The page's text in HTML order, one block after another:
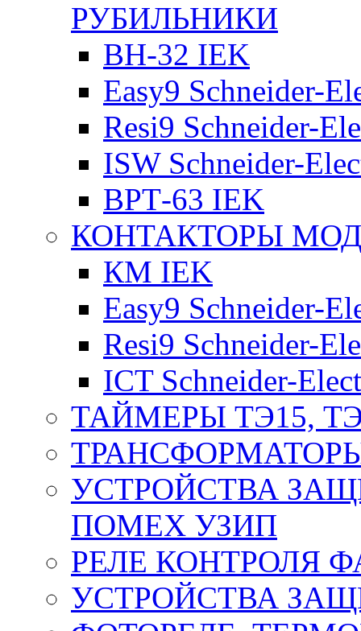
РУБИЛЬНИКИ
ВН-32 IEK
Easy9 Schneider-
Resi9 Schneider-
ISW Schneider-
ВРТ-63 IEK
КОНТАКТОРЫ
КМ IEK
Easy9 Schneider-
Resi9 Schneider-
ICT Schneider-
ТАЙМЕРЫ ТЭ15,
УСТРОЙСТВА
ПОМЕХ УЗИП
РЕЛЕ КОНТРОЛЯ
УСТРОЙСТВА